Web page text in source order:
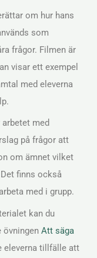
om hur hans
som
frågor. Filmen är
visar ett exempel
med eleverna
arbetet med
på frågor att
om ämnet vilket
finns också
med i grupp.
kan du
övningen Att säga
eleverna tillfälle att